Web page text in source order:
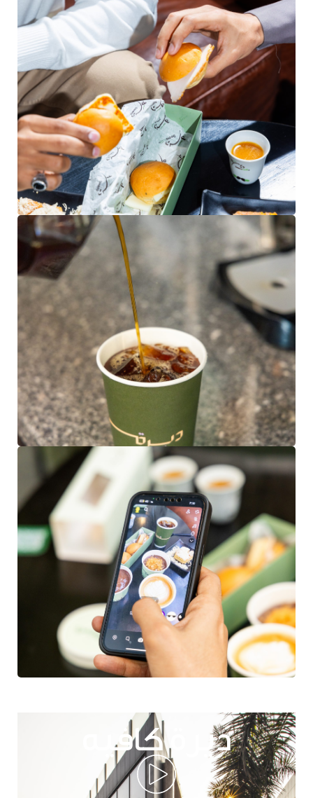
ديرة كافيه